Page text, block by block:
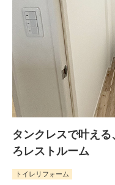
タンクレスで叶え
ろレストルーム
トイレリフォーム